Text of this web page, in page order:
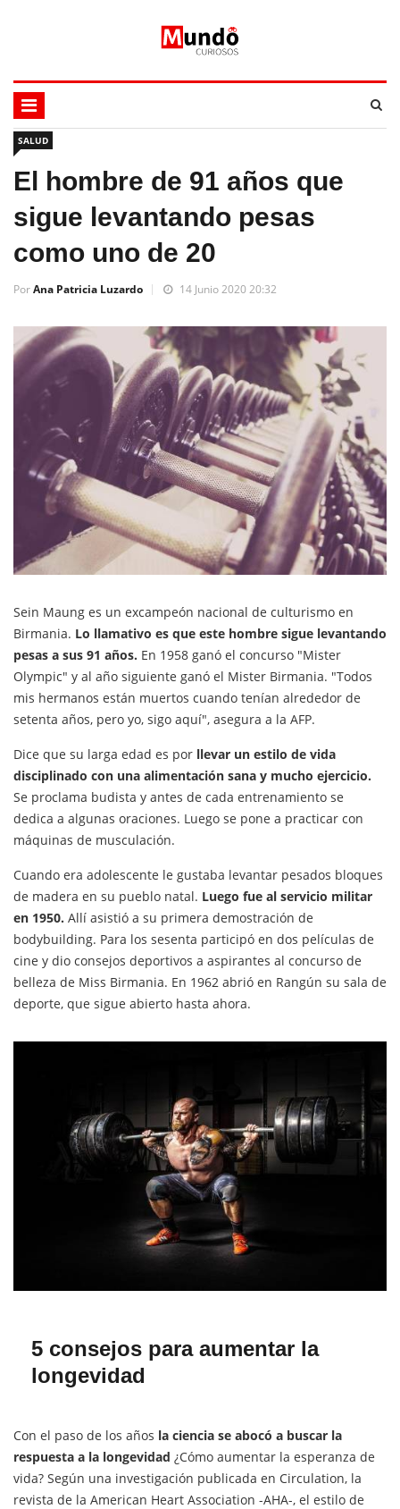
SALUD
El hombre de 91 años que
sigue levantando pesas
como uno de 20
PorAna Patricia Luzardo 14 Junio 2020 20:32
Sein Maung es un excampeón nacional de culturismo en
Birmania. Lo llamativo es que este hombre sigue levantando
pesas a sus 91 años. En 1958 ganó el concurso "Mister
Olympic" y al año siguiente ganó el Mister Birmania. "Todos
mis hermanos están muertos cuando tenían alrededor de
setenta años, pero yo, sigo aquí", asegura a la AFP.
Dice que su larga edad es por llevar un estilo de vida
disciplinado con una alimentación sana y mucho ejercicio.
Se proclama budista y antes de cada entrenamiento se
dedica a algunas oraciones. Luego se pone a practicar con
máquinas de musculación.
Cuando era adolescente le gustaba levantar pesados bloques
de madera en su pueblo natal. Luego fue al servicio militar
en 1950. Allí asistió a su primera demostración de
bodybuilding. Para los sesenta participó en dos películas de
cine y dio consejos deportivos a aspirantes al concurso de
belleza de Miss Birmania. En 1962 abrió en Rangún su sala de
deporte, que sigue abierto hasta ahora.
5 consejos para aumentar la
longevidad
Con el paso de los años la ciencia se abocó a buscar la
respuesta a la longevidad ¿Cómo aumentar la esperanza de
vida? Según una investigación publicada en Circulation, la
revista de la American Heart Association -AHA-, el estilo de